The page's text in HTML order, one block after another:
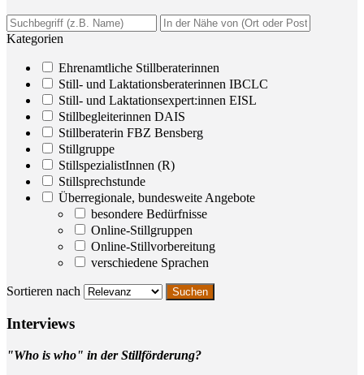
Kategorien
Ehrenamtliche Stillberaterinnen
Still- und Laktationsberaterinnen IBCLC
Still- und Laktationsexpert:innen EISL
Stillbegleiterinnen DAIS
Stillberaterin FBZ Bensberg
Stillgruppe
StillspezialistInnen (R)
Stillsprechstunde
Überregionale, bundesweite Angebote
besondere Bedürfnisse
Online-Stillgruppen
Online-Stillvorbereitung
verschiedene Sprachen
Sortieren nach
Inter­views
"Who is who" in der Stillförderung?